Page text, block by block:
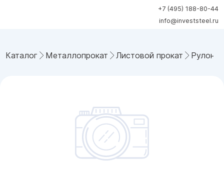
+7 (495) 188-80-44
info@investsteel.ru
Каталог Металлопрокат Листовой прокат